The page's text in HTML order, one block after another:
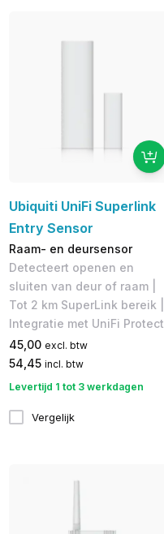
Ubiquiti UniFi Superlink
Entry Sensor
Raam- en deursensor
Detecteert openen en
sluiten van deur of raam |
Tot 2 km SuperLink bereik |
Integratie met UniFi Protect
45,00 excl. btw
54,45 incl. btw
Levertijd 1 tot 3 werkdagen
Vergelijk